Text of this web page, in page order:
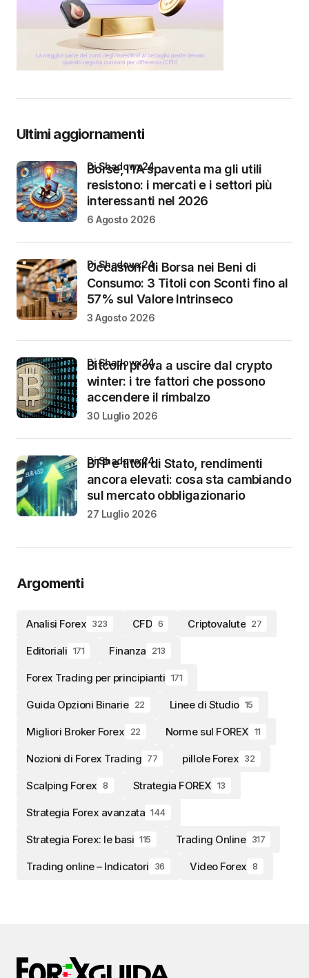
Ultimi aggiornamenti
Borse, l’IA spaventa ma gli utili
resistono: i mercati e i settori più
interessanti nel 2026
di Shadowx24
6 Agosto 2026
Occasioni di Borsa nei Beni di
Consumo: 3 Titoli con Sconti fino al
57% sul Valore Intrinseco
di Shadowx24
3 Agosto 2026
Bitcoin prova a uscire dal crypto
winter: i tre fattori che possono
accendere il rimbalzo
di Shadowx24
30 Luglio 2026
BTP e titoli di Stato, rendimenti
ancora elevati: cosa sta cambiando
sul mercato obbligazionario
di Shadowx24
27 Luglio 2026
Argomenti
Analisi Forex 323 CFD 6 Criptovalute 27
Editoriali 171 Finanza 213
Forex Trading per principianti 171
Guida Opzioni Binarie 22 Linee di Studio 15
Migliori Broker Forex 22 Norme sul FOREX 11
Nozioni di Forex Trading 77 pillole Forex 32
Scalping Forex 8 Strategia FOREX 13
Strategia Forex avanzata 144
Strategia Forex: le basi 115 Trading Online 317
Trading online – Indicatori 36 Video Forex 8